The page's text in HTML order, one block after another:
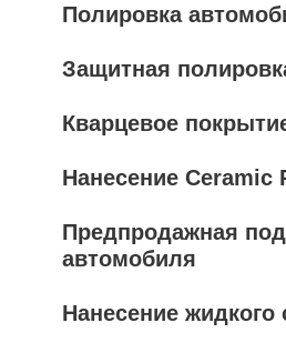
Полировка
Защитная
Кварцевое
Нанесение Ceramic
Предпродажная
автомобиля
Нанесение жидкого